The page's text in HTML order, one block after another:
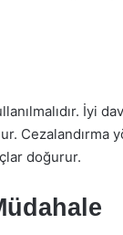
İyi
doğurur.